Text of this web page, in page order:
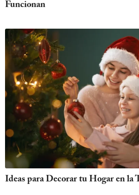
Funcionan
Ideas para Decorar tu Hogar en la